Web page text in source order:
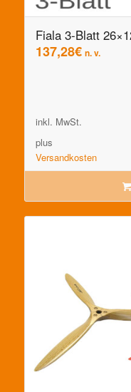
Fiala 3-Blatt
137,28€ n. v.
inkl. MwSt.
plus
Versandkosten